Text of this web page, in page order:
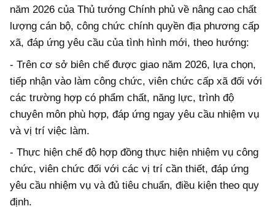
năm 2026 của Thủ tướng Chính phủ về nâng cao chất
lượng cán bộ, công chức chính quyền địa phương cấp
xã, đáp ứng yêu cầu của tình hình mới, theo hướng:
- Trên cơ sở biên chế được giao năm 2026, lựa chọn,
tiếp nhận vào làm công chức, viên chức cấp xã đối với
các trường hợp có phẩm chất, năng lực, trình độ
chuyên môn phù hợp, đáp ứng ngay yêu cầu nhiệm vụ
và vị trí việc làm.
- Thực hiện chế độ hợp đồng thực hiện nhiệm vụ công
chức, viên chức đối với các vị trí cần thiết, đáp ứng
yêu cầu nhiệm vụ và đủ tiêu chuẩn, điều kiện theo quy
định.